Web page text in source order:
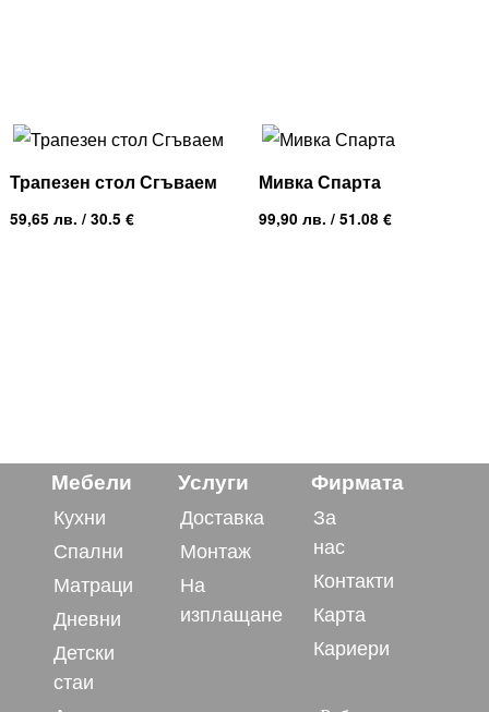
Трапезен стол Сгъваем
59,65 лв. / 30.5 €
Мивка Спарта
99,90лв. / 51.08 €
Мебели
Кухни
Спални
Матраци
Дневни
Детски
стаи
Услуги
Доставка
Монтаж
На
изплащане
Фирмата
За
нас
Контакти
Карта
Кариери